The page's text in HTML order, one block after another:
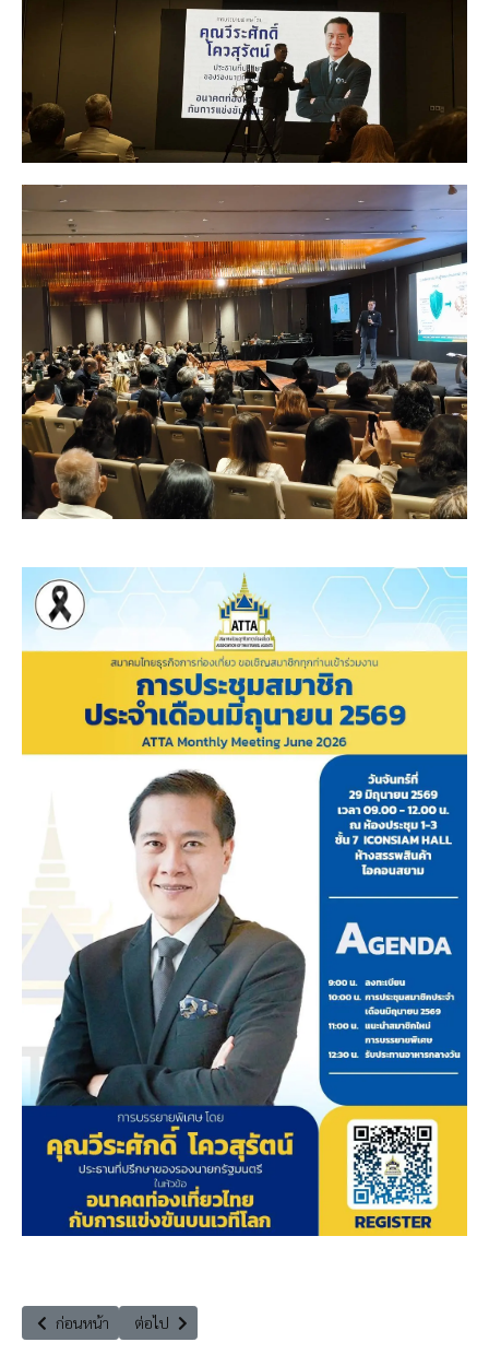
เนื้อหาก่อนหน้า: “ล่าม The Thai Interpreter” จากแรงบันดาลใจของชีวิต
ก่อนหน้า เนื้อหาถัดไป: การปาฐกถาพิเศษ เรื่อง “หยุดฝุ่น: ประเทศไ
ต่อไป